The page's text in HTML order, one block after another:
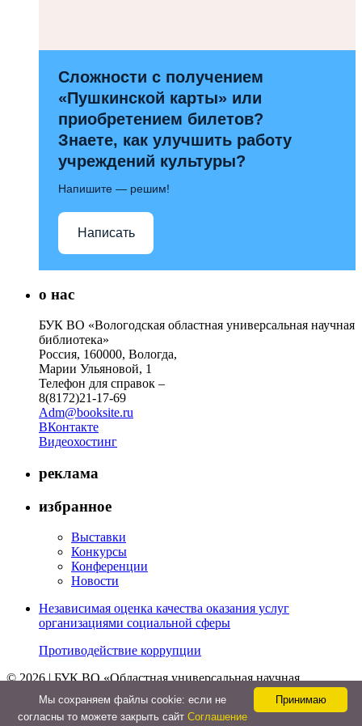
Сложности с получением
«Пушкинской карты» или
приобретением билетов?
Знаете, как улучшить работу
учреждений культуры?
Напишите — решим!
Написать
о нас
БУК ВО «Вологодская областная универсальная научная
библиотека»
Россия, 160000, Вологда,
Марии Ульяновой, 1
Телефон для справок –
8(8172)21-17-69
Adm@booksite.ru
ВКонтакте
Видеохостинг
реклама
избранное
Выставки
Конкурсы
Конференции
Новости
Независимая оценка качества оказания услуг
организациями социальной сферы
Противодействие коррупции
© 2026 | БУК ВО «Областная универсальная научная
библиотека»
Принимаю
Мы cохраняем файлы cookie: если не
согласны то можете закрыть сайт Соглашение